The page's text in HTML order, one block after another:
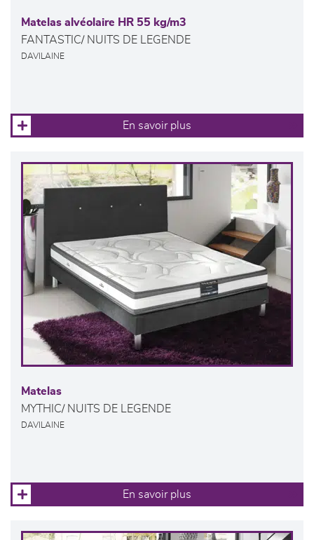
Matelas alvéolaire HR 55 kg/m3
FANTASTIC/ NUITS DE LEGENDE
DAVILAINE
En savoir plus
Matelas
MYTHIC/ NUITS DE LEGENDE
DAVILAINE
En savoir plus